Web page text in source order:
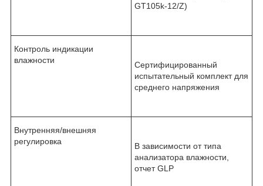
GT105k-12/Z)
Контроль индикации
влажности
Сертифицированный
испытательный комплект для
среднего напряжения
Внутренняя/внешняя
регулировка
В зависимости от типа
анализатора влажности,
отчет GLP